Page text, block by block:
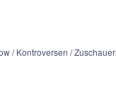
/ Kontroversen /